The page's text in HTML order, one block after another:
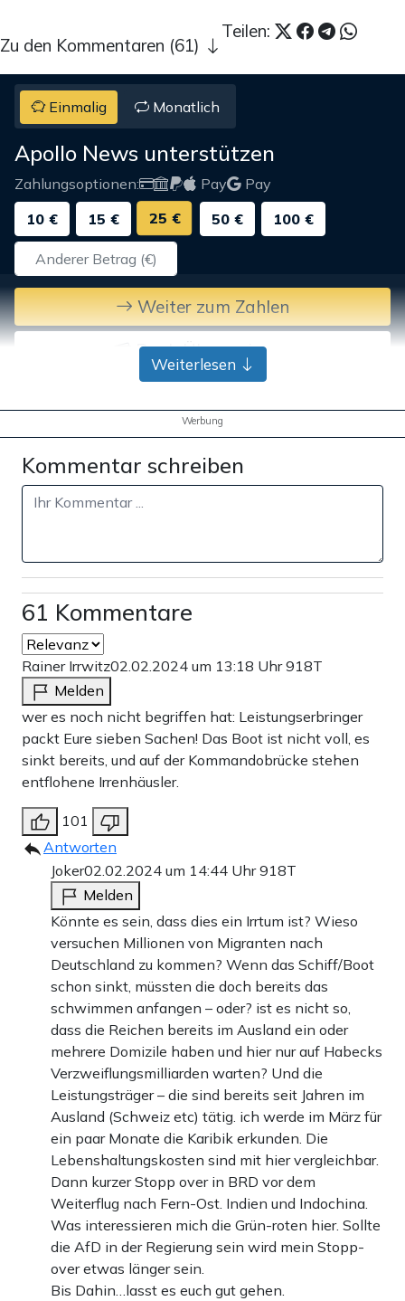
Teilen:
Zu den Kommentaren (61)
Einmalig Monatlich
Apollo News unterstützen
Zahlungsoptionen: Pay
Pay
10 €
15 € 25 € 50 € 100 €
Weiter zum Zahlen
Bank-Überweisung
Weiterlesen
Werbung
Kommentar schreiben
61 Kommentare
Rainer Irrwitz02.02.2024 um 13:18 Uhr918T
Melden
wer es noch nicht begriffen hat: Leistungserbringer
packt Eure sieben Sachen! Das Boot ist nicht voll, es
sinkt bereits, und auf der Kommandobrücke stehen
entflohene Irrenhäusler.
101
Antworten
Joker02.02.2024 um 14:44 Uhr918T
Melden
Könnte es sein, dass dies ein Irrtum ist? Wieso
versuchen Millionen von Migranten nach
Deutschland zu kommen? Wenn das Schiff/Boot
schon sinkt, müssten die doch bereits das
schwimmen anfangen – oder? ist es nicht so,
dass die Reichen bereits im Ausland ein oder
mehrere Domizile haben und hier nur auf Habecks
Verzweiflungsmilliarden warten? Und die
Leistungsträger – die sind bereits seit Jahren im
Ausland (Schweiz etc) tätig. ich werde im März für
ein paar Monate die Karibik erkunden. Die
Lebenshaltungskosten sind mit hier vergleichbar.
Dann kurzer Stopp over in BRD vor dem
Weiterflug nach Fern-Ost. Indien und Indochina.
Was interessieren mich die Grün-roten hier. Sollte
die AfD in der Regierung sein wird mein Stopp-
over etwas länger sein.
Bis Dahin…lasst es euch gut gehen.